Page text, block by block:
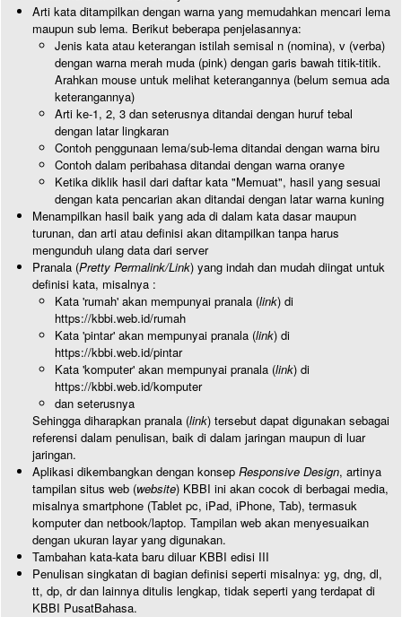
Arti kata ditampilkan dengan warna yang memudahkan mencari lema
maupun sub lema. Berikut beberapa penjelasannya:
Jenis kata atau keterangan istilah semisal n (nomina), v (verba)
dengan warna merah muda (pink) dengan garis bawah titik-titik.
Arahkan mouse untuk melihat keterangannya (belum semua ada
keterangannya)
Arti ke-1, 2, 3 dan seterusnya ditandai dengan huruf tebal
dengan latar lingkaran
Contoh penggunaan lema/sub-lema ditandai dengan warna biru
Contoh dalam peribahasa ditandai dengan warna oranye
Ketika diklik hasil dari daftar kata "Memuat", hasil yang sesuai
dengan kata pencarian akan ditandai dengan latar warna kuning
Menampilkan hasil baik yang ada di dalam kata dasar maupun
turunan, dan arti atau definisi akan ditampilkan tanpa harus
mengunduh ulang data dari server
Pranala (Pretty Permalink/Link) yang indah dan mudah diingat untuk
definisi kata, misalnya :
Kata 'rumah' akan mempunyai pranala (link) di
https://kbbi.web.id/rumah
Kata 'pintar' akan mempunyai pranala (link) di
https://kbbi.web.id/pintar
Kata 'komputer' akan mempunyai pranala (link) di
https://kbbi.web.id/komputer
dan seterusnya
Sehingga diharapkan pranala (link) tersebut dapat digunakan sebagai
referensi dalam penulisan, baik di dalam jaringan maupun di luar
jaringan.
Aplikasi dikembangkan dengan konsep Responsive Design, artinya
tampilan situs web (website) KBBI ini akan cocok di berbagai media,
misalnya smartphone (Tablet pc, iPad, iPhone, Tab), termasuk
komputer dan netbook/laptop. Tampilan web akan menyesuaikan
dengan ukuran layar yang digunakan.
Tambahan kata-kata baru diluar KBBI edisi III
Penulisan singkatan di bagian definisi seperti misalnya: yg, dng, dl,
tt, dp, dr dan lainnya ditulis lengkap, tidak seperti yang terdapat di
KBBI PusatBahasa.